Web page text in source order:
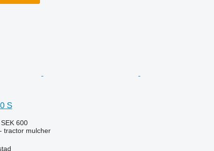
S
SEK 600
tractor mulcher